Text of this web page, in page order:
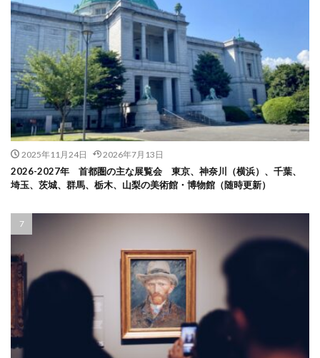
2025年11月24日 2026年7月13日
2026-2027年 首都圏の主な展覧会 東京、神奈川（横浜）、千葉、
埼玉、茨城、群馬、栃木、山梨の美術館・博物館（随時更新）